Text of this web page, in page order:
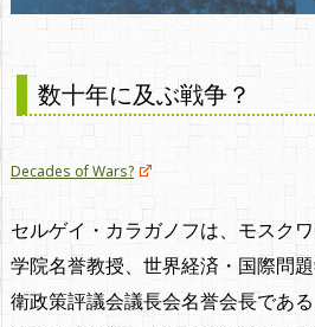
数十年に及ぶ戦争？
Decades of Wars?
セルゲイ・カラガノフは、モスク
学院名誉教授、世界経済・国際問
衛政策評議会議長会名誉会長であ